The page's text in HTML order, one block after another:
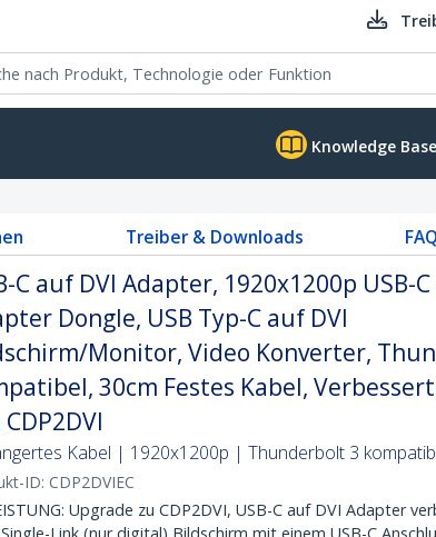
Knowledge Base
Treiber & Downloads
C auf DVI Adapter, 1920x1200p USB-
Dongle, USB Typ-C auf DVI
Monitor, Video Konverter,
30cm Festes Kabel,
Kabel | 1920x1200p | Thunderbolt 3
ID: CDP2DVIEC
Upgrade zu CDP2DVI, USB-C auf DVI Adapter